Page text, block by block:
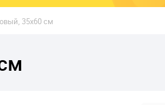
35х60 см